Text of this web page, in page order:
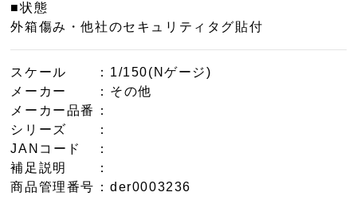
■状態
外箱傷み・他社のセキュリティタグ貼付
スケール
：1/150(Nゲージ)
メーカー
：その他
メーカー品番
：
シリーズ
：
JANコード
：
補足説明
：
商品管理番号 ：der0003236